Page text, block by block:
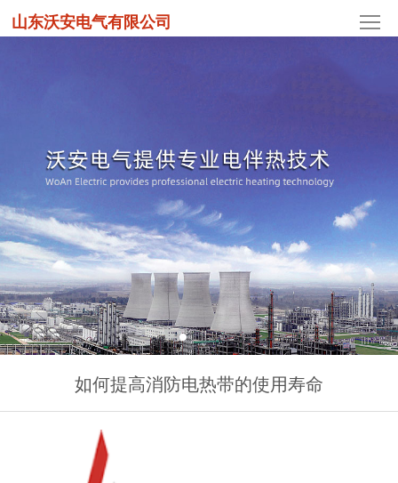
山东沃安电气有限公司
如何提高消防电热带的使用寿命